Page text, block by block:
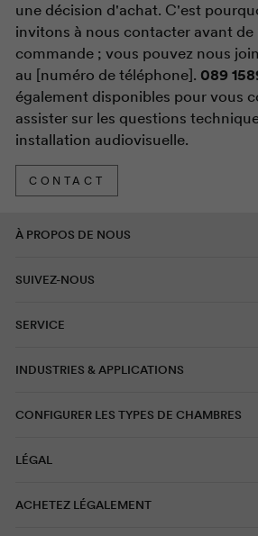
une décision d'achat. C'est
invitons à nous contacter avant de
commande ; vous pouvez nous
au [numéro de téléphone]. 089
également disponibles pour vous
assister sur les questions
installation audiovisuelle.
CONTACT
À PROPOS DE NOUS
SUIVEZ-NOUS
SERVICE
INDUSTRIES & APPLICATIONS
CONFIGURER LES TYPES DE CHAMBRES
LÉGAL
ACHETEZ LÉGALEMENT